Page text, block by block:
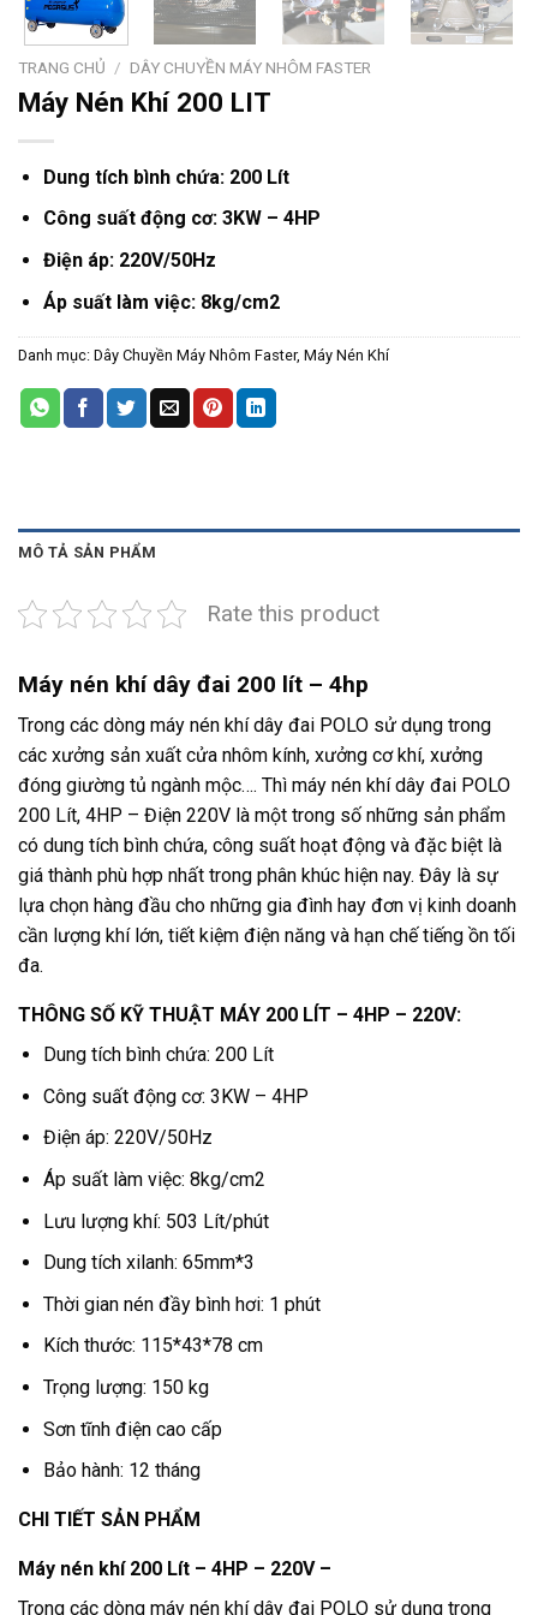
TRANG CHỦ / DÂY CHUYỀN MÁY NHÔM FASTER
Máy Nén Khí 200 LIT
Dung tích bình chứa: 200 Lít
Công suất động cơ: 3KW – 4HP
Điện áp: 220V/50Hz
Áp suất làm việc: 8kg/cm2
Danh mục: Dây Chuyền Máy Nhôm Faster, Máy Nén Khí
MÔ TẢ SẢN PHẨM
Rate this product
Máy nén khí dây đai 200 lít – 4hp
Trong các dòng máy nén khí dây đai POLO sử dụng trong
các xưởng sản xuất cửa nhôm kính, xưởng cơ khí, xưởng
đóng giường tủ ngành mộc…. Thì máy nén khí dây đai POLO
200 Lít, 4HP – Điện 220V là một trong số những sản phẩm
có dung tích bình chứa, công suất hoạt động và đặc biệt là
giá thành phù hợp nhất trong phân khúc hiện nay. Đây là sự
lựa chọn hàng đầu cho những gia đình hay đơn vị kinh doanh
cần lượng khí lớn, tiết kiệm điện năng và hạn chế tiếng ồn tối
đa.
THÔNG SỐ KỸ THUẬT MÁY 200 LÍT – 4HP – 220V:
Dung tích bình chứa: 200 Lít
Công suất động cơ: 3KW – 4HP
Điện áp: 220V/50Hz
Áp suất làm việc: 8kg/cm2
Lưu lượng khí: 503 Lít/phút
Dung tích xilanh: 65mm*3
Thời gian nén đầy bình hơi: 1 phút
Kích thước: 115*43*78 cm
Trọng lượng: 150 kg
Sơn tĩnh điện cao cấp
Bảo hành: 12 tháng
CHI TIẾT SẢN PHẨM
Máy nén khí 200 Lít – 4HP – 220V –
Trong các dòng máy nén khí dây đai POLO sử dụng trong